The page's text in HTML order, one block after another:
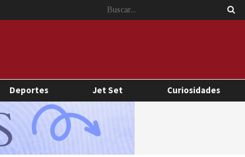
Deportes Jet Set Curiosidades